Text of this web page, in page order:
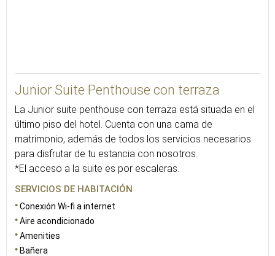
Junior Suite Penthouse con terraza
La Junior suite penthouse con terraza está situada en el
último piso del hotel. Cuenta con una cama de
matrimonio, además de todos los servicios necesarios
para disfrutar de tu estancia con nosotros.
*El acceso a la suite es por escaleras.
SERVICIOS DE HABITACIÓN
Conexión Wi-fi a internet
Aire acondicionado
Amenities
Bañera